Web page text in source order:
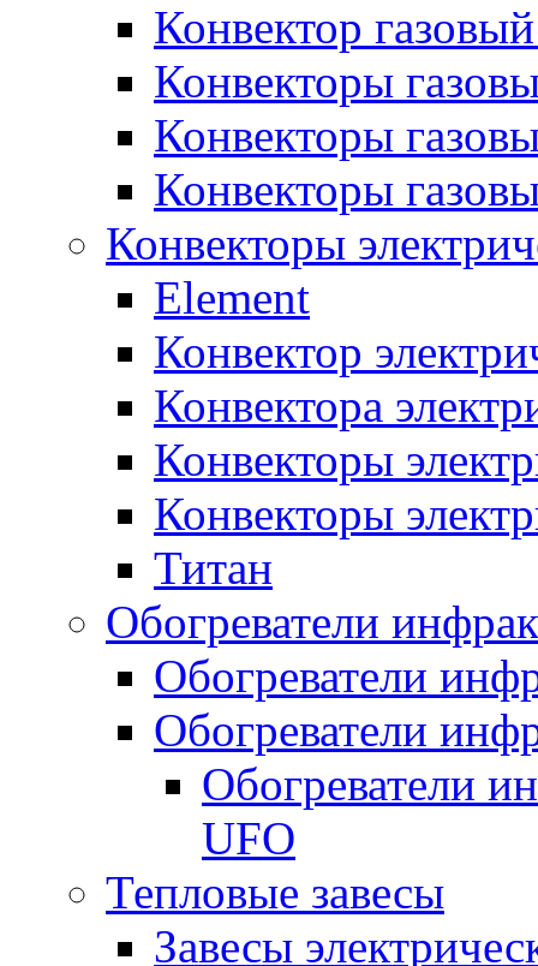
Конвектор
Конвекторы
Конвекторы
Конвекторы
Конвекторы
Element
Конвектор
Конвектора
Конвекторы
Конвекторы
Титан
Обогреватели
Обогреватели
Обогреватели
Обогреватели
UFO
Тепловые завесы
Завесы